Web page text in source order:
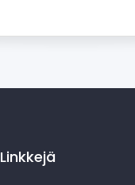
Linkkejä